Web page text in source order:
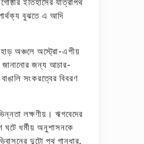
ইতিহাসের যাত্রাপথ
বুঝতে এ আদি
অঞ্চলে অস্ট্রো-এশীয়
জানানোর জন্য আচার-
সংকরত্বের বিবরণ
লক্ষণীয়। ঋগবেদের
ঘটে ধর্মীয় অনুশাসনকে
দুটো পথ গান্ধার,